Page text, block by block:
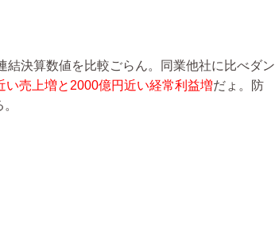
結決算数値を比較ごらん。同業他社に比べダン
い売上増と2000億円近い経常利益増だょ。防